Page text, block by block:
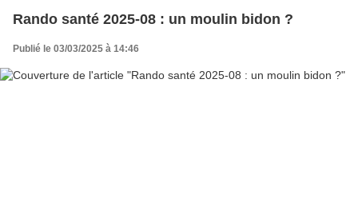
Rando santé 2025-08 : un moulin bidon ?
Publié le 03/03/2025 à 14:46